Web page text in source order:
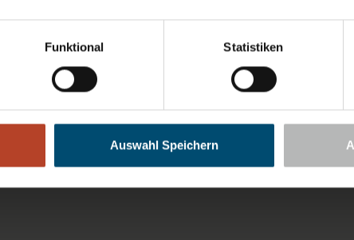
Funktional Statistiken
Auswahl Speichern